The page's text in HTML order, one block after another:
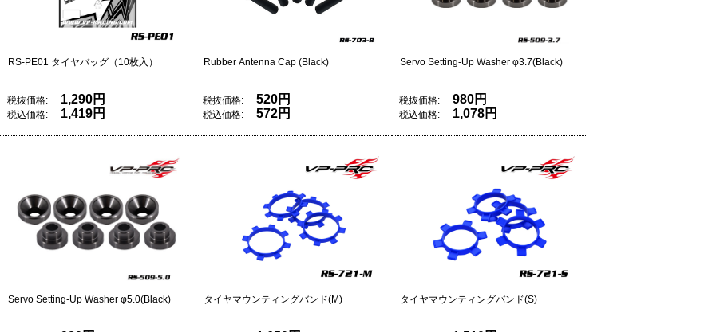
RS-PE01 タイヤバッグ（10枚入）
税抜価格: 1,290円
税込価格: 1,419円
Rubber Antenna Cap (Black)
税抜価格: 520円
税込価格: 572円
Servo Setting-Up Washer φ3.7(Black)
税抜価格: 980円
税込価格: 1,078円
Servo Setting-Up Washer φ5.0(Black) タイヤマウンティングバンド(M) タイヤマウンティングバンド(S)